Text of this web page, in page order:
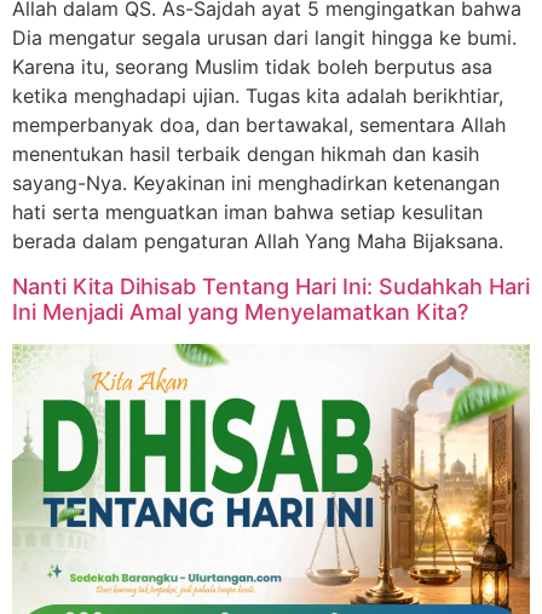
Allah dalam QS. As-Sajdah ayat 5 mengingatkan bahwa
Dia mengatur segala urusan dari langit hingga ke bumi.
Karena itu, seorang Muslim tidak boleh berputus asa
ketika menghadapi ujian. Tugas kita adalah berikhtiar,
memperbanyak doa, dan bertawakal, sementara Allah
menentukan hasil terbaik dengan hikmah dan kasih
sayang-Nya. Keyakinan ini menghadirkan ketenangan
hati serta menguatkan iman bahwa setiap kesulitan
berada dalam pengaturan Allah Yang Maha Bijaksana.
Nanti Kita Dihisab Tentang Hari Ini: Sudahkah Hari
Ini Menjadi Amal yang Menyelamatkan Kita?